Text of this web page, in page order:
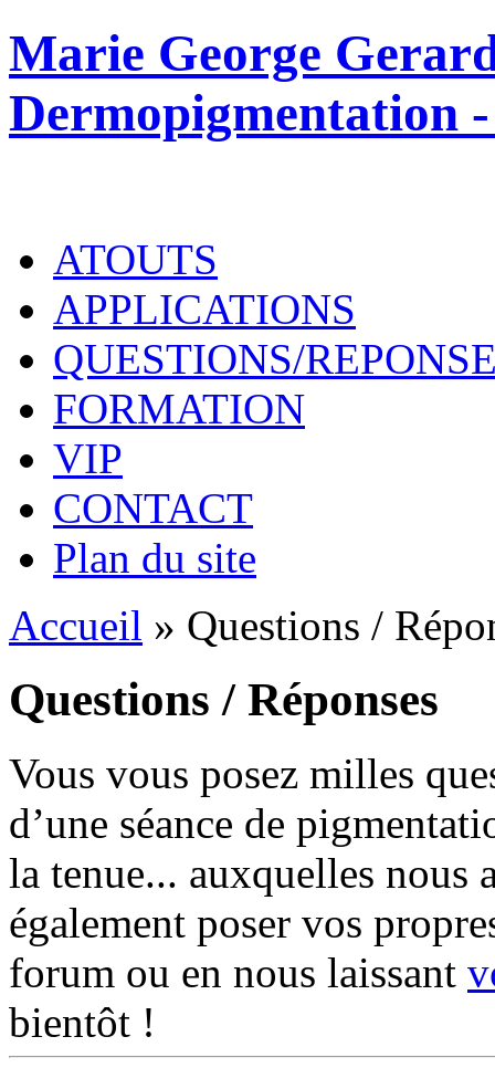
Marie George
Dermopigmentation
ATOUTS
APPLICATIONS
QUESTIONS/
FORMATION
VIP
CONTACT
Plan du site
Accueil » Questions /
Questions / Réponses
Vous vous posez milles
d’une séance de
la tenue... auxquelles nous
également poser vos
forum ou en nous laissant
bientôt !